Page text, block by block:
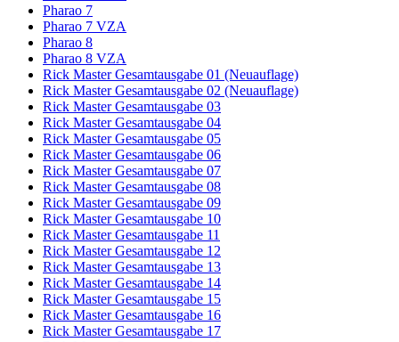
Pharao 7
Pharao 7 VZA
Pharao 8
Pharao 8 VZA
Rick Master Gesamtausgabe 01 (Neuauflage)
Rick Master Gesamtausgabe 02 (Neuauflage)
Rick Master Gesamtausgabe 03
Rick Master Gesamtausgabe 04
Rick Master Gesamtausgabe 05
Rick Master Gesamtausgabe 06
Rick Master Gesamtausgabe 07
Rick Master Gesamtausgabe 08
Rick Master Gesamtausgabe 09
Rick Master Gesamtausgabe 10
Rick Master Gesamtausgabe 11
Rick Master Gesamtausgabe 12
Rick Master Gesamtausgabe 13
Rick Master Gesamtausgabe 14
Rick Master Gesamtausgabe 15
Rick Master Gesamtausgabe 16
Rick Master Gesamtausgabe 17